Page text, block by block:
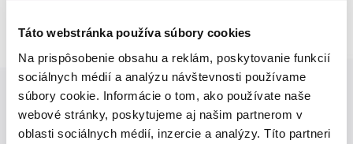
Táto webstránka používa súbory cookies
Na prispôsobenie obsahu a reklám, poskytovanie funkcií
sociálnych médií a analýzu návštevnosti používame
súbory cookie. Informácie o tom, ako používate naše
webové stránky, poskytujeme aj našim partnerom v
oblasti sociálnych médií, inzercie a analýzy. Títo partneri
Albatros Media newsletter